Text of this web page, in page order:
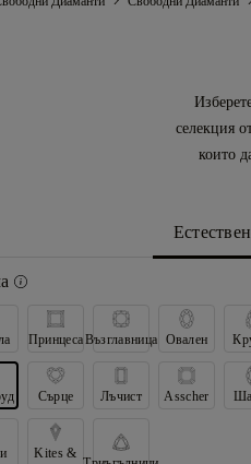
селекция
които
ПринцесаВъзглавница Овален
Сърце Лъчист Asscher
Kites &